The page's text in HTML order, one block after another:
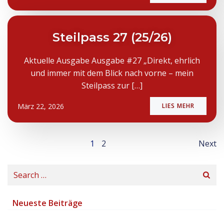
Steilpass 27 (25/26)
Aktuelle Ausgabe Ausgabe #27 „Direkt, ehrlich
und immer mit dem Blick nach vorne – mein
Steilpass zur […]
März 22, 2026 LIES MEHR
navigation
Page
1 Page
2 Next
Search
Neueste Beiträge